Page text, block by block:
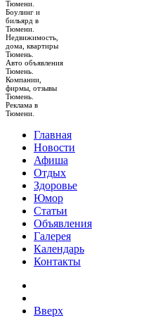
Тюмени.
Боулинг и
бильярд в
Тюмени.
Недвижимость,
дома, квартиры
Тюмень.
Авто объявления
Тюмень.
Компании,
фирмы, отзывы
Тюмень.
Реклама в
Тюмени.
Главная
Новости
Афиша
Отдых
Здоровье
Юмор
Статьи
Объявления
Галерея
Календарь
Контакты
Вверх